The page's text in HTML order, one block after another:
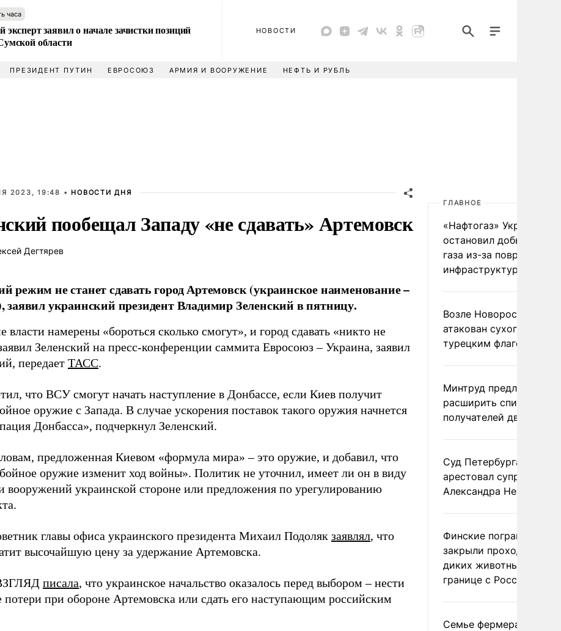
часа
эксперт заявил о начале зачистки позиций
области
НОВОСТИ
ПРЕЗИДЕНТ ПУТИН ЕВРОСОЮЗ АРМИЯ И ВООРУЖЕНИЕ НЕФТЬ И РУБЛЬ
2023, 19:48 • НОВОСТИ ДНЯ
пообещал Западу «не сдавать» Артемовск
Дегтярев
режим не станет сдавать город Артемовск (украинское наименование –
заявил украинский президент Владимир Зеленский в пятницу.
власти намерены «бороться сколько смогут», и город сдавать «никто не
Зеленский на пресс-конференции саммита Евросоюз – Украина, заявил
передает ТАСС.
что ВСУ смогут начать наступление в Донбассе, если Киев получит
оружие с Запада. В случае ускорения поставок такого оружия начнется
Донбасса», подчеркнул Зеленский.
предложенная Киевом «формула мира» – это оружие, и добавил, что
оружие изменит ход войны». Политик не уточнил, имеет ли он в виду
вооружений украинской стороне или предложения по урегулированию
главы офиса украинского президента Михаил Подоляк заявлял, что
высочайшую цену за удержание Артемовска.
писала, что украинское начальство оказалось перед выбором – нести
потери при обороне Артемовска или сдать его наступающим российским
ГЛАВНОЕ
«Нафтогаз» Украины
остановил добычу
газа из-за повреждения
инфраструктуры
Возле Новороссийска
атакован сухогруз под
турецким флагом
Минтруд предложил
расширить список
получателей двух
Суд Петербурга заочно
арестовал супругу
Александра Невзорова
Финские пограничники
закрыли проходы для
диких животных на
границе с Россией
Семье фермера